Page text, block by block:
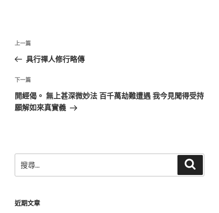
文
導
覽
上
一
文
章
上一篇
具行禪人修行略傳
下
一
篇
下一篇
開經偈。 無上甚深微妙法 百千萬劫難遭遇 我今見聞得受持
願解如來真實義
尋
字:
近期文章